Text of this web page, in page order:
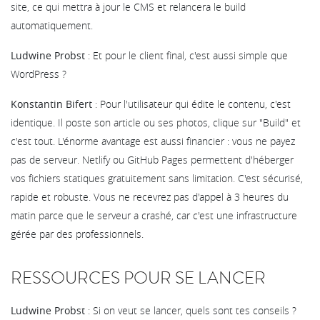
site, ce qui mettra à jour le CMS et relancera le build
automatiquement.
Ludwine Probst : Et pour le client final, c'est aussi simple que
WordPress ?
Konstantin Bifert : Pour l'utilisateur qui édite le contenu, c'est
identique. Il poste son article ou ses photos, clique sur "Build" et
c'est tout. L'énorme avantage est aussi financier : vous ne payez
pas de serveur. Netlify ou GitHub Pages permettent d'héberger
vos fichiers statiques gratuitement sans limitation. C'est sécurisé,
rapide et robuste. Vous ne recevrez pas d'appel à 3 heures du
matin parce que le serveur a crashé, car c'est une infrastructure
gérée par des professionnels.
RESSOURCES POUR SE LANCER
Ludwine Probst : Si on veut se lancer, quels sont tes conseils ?